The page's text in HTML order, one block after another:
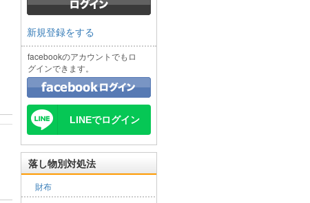
新規登録をする
facebookのアカウントでもロ
グインできます。
LINEでログイン
落し物別対処法
財布